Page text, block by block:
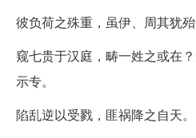
彼负荷之殊重，虽伊、周其犹殆
窥七贵于汉庭，畴一姓之或在
示专。
陷乱逆以受戮，匪祸降之自天。